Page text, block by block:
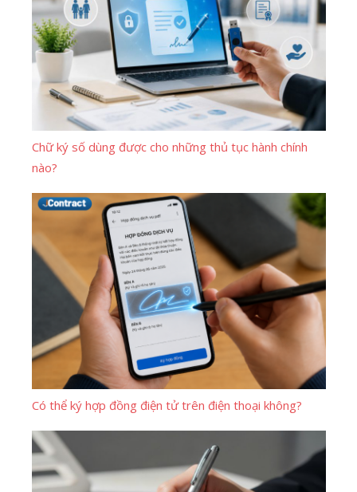
Chữ ký số dùng được cho những thủ tục hành chính
nào?
Có thể ký hợp đồng điện tử trên điện thoại không?